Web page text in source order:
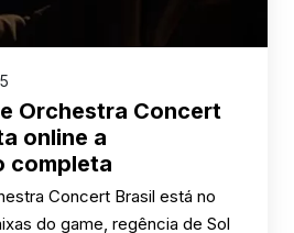
Orchestra Concert
online a
completa
Concert Brasil está no
do game, regência de Sol